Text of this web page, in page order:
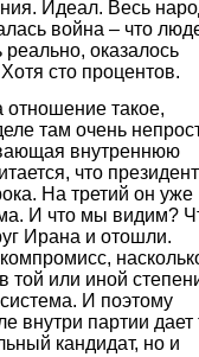
Идеал. Весь
война – что
оказалось
сто процентов.
отношение такое,
там очень
внутреннюю
что президент
На третий он уже
И что мы видим?
Ирана и отошли.
той или иной
И поэтому
внутри партии дает
кандидат, но и